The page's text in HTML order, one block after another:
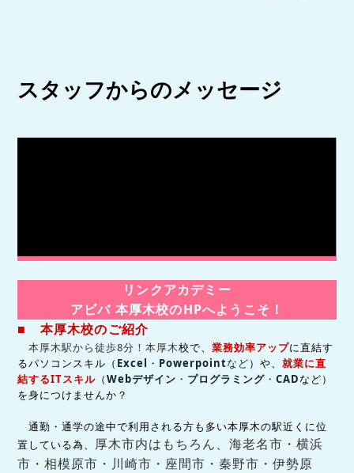
スタッフからのメッセージ
リンクアカデミー
アビバ 本厚木校のHPへようこそ！
■ 本厚木校のご紹介
本厚木駅から徒歩8分！本厚木校で、業務効率アップに直結す
るパソコンスキル（ Excel ・ Powerpointなど）や、就業に直
結するITスキル （Webデザイン ・ プログラミング ・CADなど）
を身につけませんか？
通勤・通学の途中で利用される方も多い本厚木の駅近くに位
置している為、 厚木市内はもちろん、海老名市・横浜
市 ・相模原市・川崎市・座間市・秦野市・伊勢原